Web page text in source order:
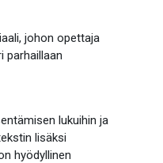
johon opettaja
parhaillaan
lukuihin ja
lisäksi
hyödyllinen